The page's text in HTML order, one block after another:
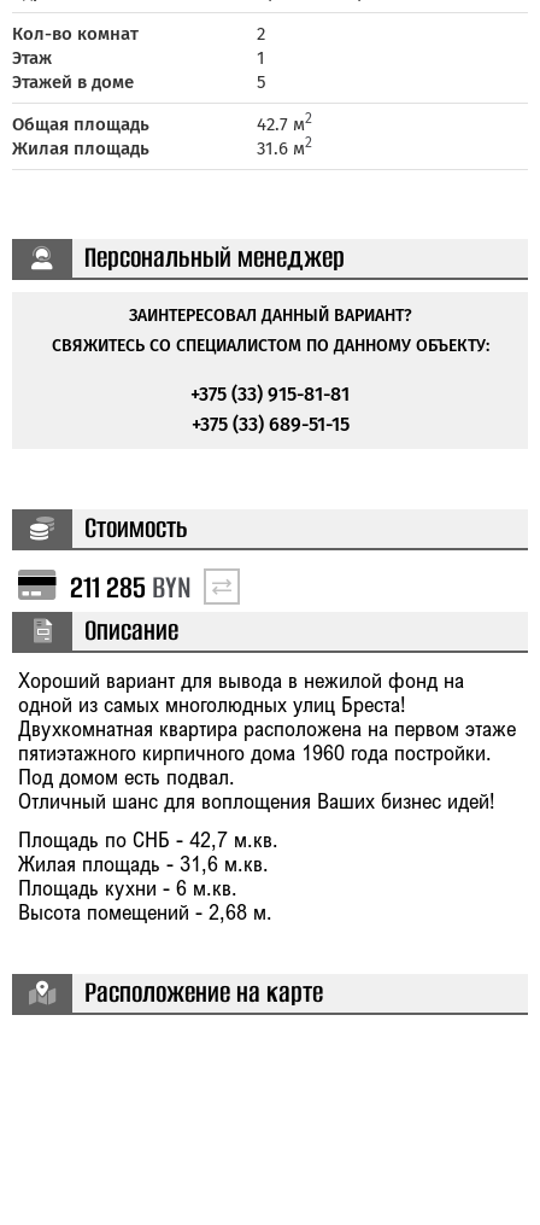
Кол-во комнат
2
Этаж
1
Этажей в доме
5
Общая площадь
42.7 м2
Жилая площадь 31.6 м2
Персональный менеджер
ЗАИНТЕРЕСОВАЛ ДАННЫЙ ВАРИАНТ?
СВЯЖИТЕСЬ СО СПЕЦИАЛИСТОМ ПО ДАННОМУ ОБЪЕКТУ:
+375 (33) 915-81-81
+375 (33) 689-51-15
Стоимость
211 285 BYN
Описание
Хороший вариант для вывода в нежилой фонд на
одной из самых многолюдных улиц Бреста!
Двухкомнатная квартира расположена на первом этаже
пятиэтажного кирпичного дома 1960 года постройки.
Под домом есть подвал.
Отличный шанс для воплощения Ваших бизнес идей!
Площадь по СНБ - 42,7 м.кв.
Жилая площадь - 31,6 м.кв.
Площадь кухни - 6 м.кв.
Высота помещений - 2,68 м.
Расположение на карте